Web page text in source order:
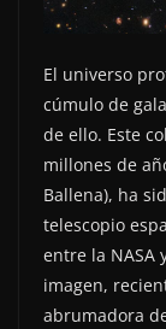
El universo
cúmulo de
de ello. Este
millones de
Ballena), ha
telescopio
entre la NASA
imagen,
abrumadora